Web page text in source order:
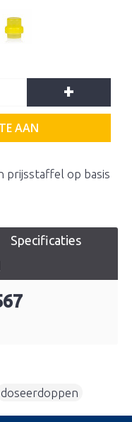
+
AAN
prijsstaffel op basis
Specificaties
doseerdoppen